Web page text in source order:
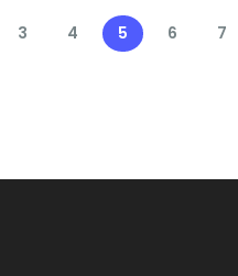
3 4 5 6 7